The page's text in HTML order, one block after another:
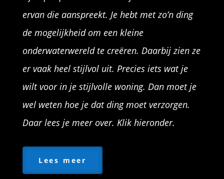
ervan die aanspreekt. Je hebt met zo’n ding
de mogelijkheid om een kleine
onderwaterwereld te creëren. Daarbij zien ze
er vaak heel stijlvol uit. Precies iets wat je
wilt voor in je stijlvolle woning. Dan moet je
wel weten hoe je dat ding moet verzorgen.
Daar lees je meer over. Klik hieronder.
Lees meer